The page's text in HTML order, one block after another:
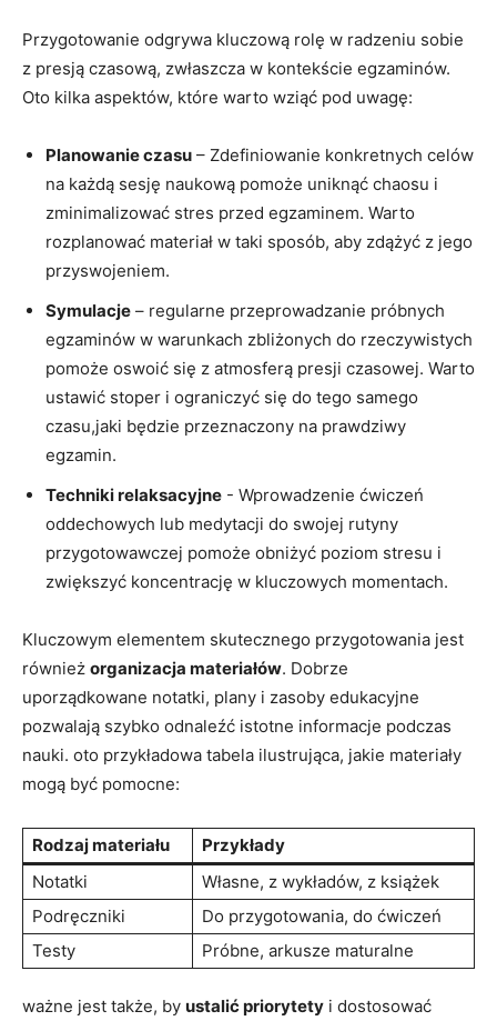
Przygotowanie odgrywa kluczową ⁤rolę w radzeniu sobie
z presją czasową, zwłaszcza w kontekście egzaminów.
Oto kilka aspektów, które warto wziąć pod uwagę:
Planowanie czasu – Zdefiniowanie konkretnych celów
na każdą ‍sesję‍ naukową pomoże uniknąć chaosu i
zminimalizować stres przed egzaminem.⁢ Warto‍
rozplanować materiał w‌ taki ​sposób, aby zdążyć z jego
przyswojeniem.
Symulacje – regularne ⁤przeprowadzanie próbnych
⁢egzaminów w warunkach ⁤zbliżonych do rzeczywistych
pomoże oswoić się‌ z atmosferą presji czasowej. ​Warto
ustawić stoper i ograniczyć się do tego samego
czasu,jaki będzie przeznaczony na prawdziwy
egzamin.
Techniki relaksacyjne ​- Wprowadzenie ćwiczeń
oddechowych lub medytacji do swojej rutyny
przygotowawczej pomoże⁣ obniżyć poziom stresu i
zwiększyć koncentrację w kluczowych momentach.
Kluczowym elementem skutecznego przygotowania jest
również organizacja⁤ materiałów. Dobrze
uporządkowane notatki, plany i zasoby edukacyjne
pozwalają szybko odnaleźć istotne informacje‌ podczas
nauki. oto przykładowa⁣ tabela⁢ ilustrująca, jakie materiały
mogą być pomocne:
Rodzaj materiału
Przykłady
Notatki
Własne, z wykładów, z książek
Podręczniki
Do przygotowania, do ćwiczeń
Testy
Próbne, ‍arkusze maturalne
ważne jest⁤ także, by ustalić ⁢priorytety i dostosować